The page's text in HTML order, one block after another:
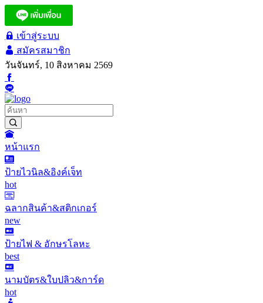
เข้าสู่ระบบ
สมัครสมาชิก
วันจันทร์, 10 สิงหาคม 2569
หน้าแรก
ป้ายไวนิล&อิงค์เจ็ท
hot
ฉลากสินค้า&สติกเกอร์
new
ป้ายไฟ & อักษรโลหะ
best
นามบัตร&ใบปลิว&การ์ด
hot